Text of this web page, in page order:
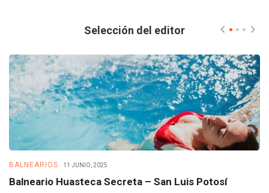
Selección del editor
BALNEARIOS 11 JUNIO, 2025
Balneario Huasteca Secreta – San Luis Potosí